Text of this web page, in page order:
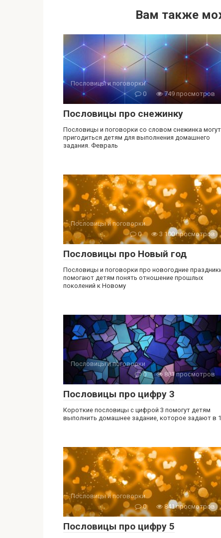
Вам также
Пословицы и поговорки
0
749 просмотров
Пословицы про снежинку
Пословицы и поговорки со словом снежинка могут
пригодиться детям для выполнения домашнего
задания. Февраль
Пословицы и поговорки
0
3 100 просмотров
Пословицы про Новый год
Пословицы и поговорки про новогодние
помогают детям понять отношение прошлых
поколений к Новому
Пословицы и поговорки
0
881 просмотров
Пословицы про цифру 3
Короткие пословицы с цифрой 3 помогут детям
выполнить домашнее задание, которое задают в
Пословицы и поговорки
0
841 просмотров
Пословицы про цифру 5